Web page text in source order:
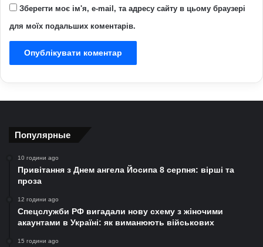
Зберегти моє ім'я, e-mail, та адресу сайту в цьому браузері
для моїх подальших коментарів.
Популярные
10 години ago
Привітання з Днем ангела Йосипа 8 серпня: вірші та
проза
12 години ago
Спецслужби РФ вигадали нову схему з жіночими
акаунтами в Україні: як виманюють військових
15 години ago